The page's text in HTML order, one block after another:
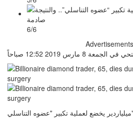
6/6
Advertisements
"عضوه التناسلي"